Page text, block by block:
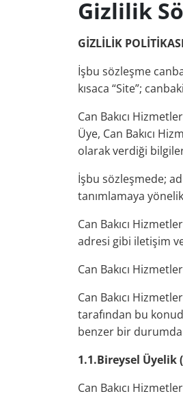
Gizlilik
GİZLİLİK POLİTİKASI
İşbu sözleşme
kısaca “Site”;
Can Bakıcı
Üye, Can Bakıcı
olarak verdiği
İşbu sözleşmede;
tanımlamaya
Can Bakıcı
adresi gibi iletişim
Can Bakıcı
Can Bakıcı
tarafından bu
benzer bir durumda
1.1.Bireysel Üyelik
Can Bakıcı